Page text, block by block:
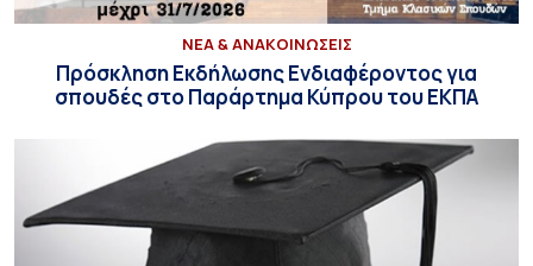
ΝΕΑ & ΑΝΑΚΟΙΝΩΣΕΙΣ
Πρόσκληση Εκδήλωσης Ενδιαφέροντος για
σπουδές στο Παράρτημα Κύπρου του ΕΚΠΑ